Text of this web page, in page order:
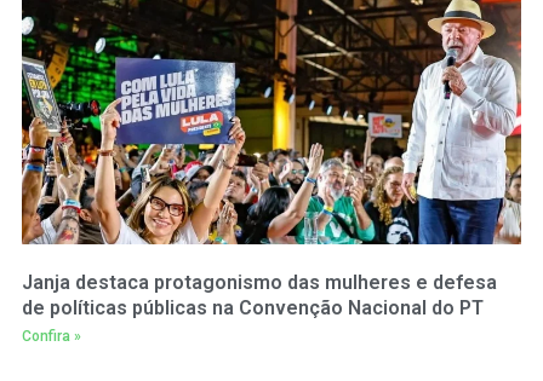
Janja destaca protagonismo das mulheres e defesa
de políticas públicas na Convenção Nacional do PT
Confira »